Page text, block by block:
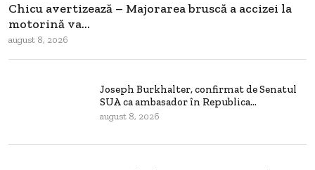
Chicu avertizează – Majorarea bruscă a accizei la
motorină va...
august 8, 2026
Joseph Burkhalter, confirmat de Senatul
SUA ca ambasador în Republica...
august 8, 2026